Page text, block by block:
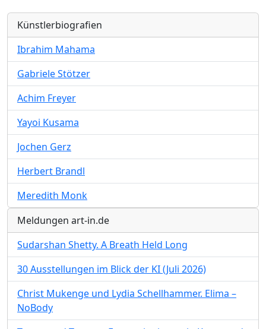
Künstlerbiografien
Ibrahim Mahama
Gabriele Stötzer
Achim Freyer
Yayoi Kusama
Jochen Gerz
Herbert Brandl
Meredith Monk
Meldungen art-in.de
Sudarshan Shetty. A Breath Held Long
30 Ausstellungen im Blick der KI (Juli 2026)
Christ Mukenge und Lydia Schellhammer. Elima –
NoBody